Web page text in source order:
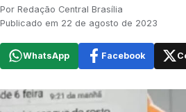
Por Redação Central Brasília
Publicado em 22 de agosto de 2023
WhatsApp Facebook